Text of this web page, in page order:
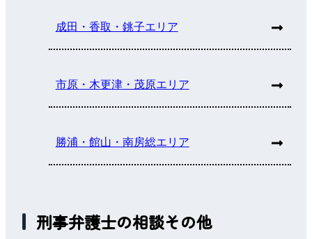
成田・香取・銚子エリア
市原・木更津・茂原エリア
勝浦・館山・南房総エリア
刑事弁護士の相談その他